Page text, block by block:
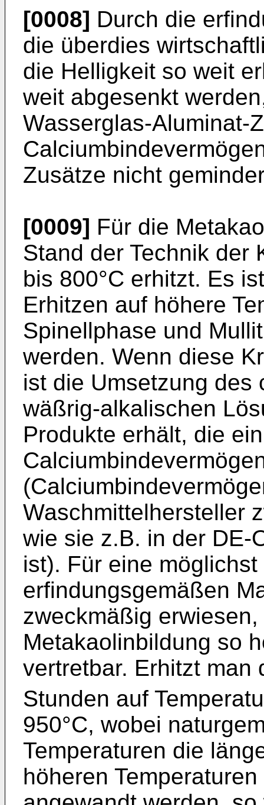
[0008] Durch die
die überdies
die Helligkeit so weit
weit abgesenkt
Wasserglas-Aluminat-
Zusätze nicht
[0009] Für die
Stand der Technik der
bis 800°C erhitzt. Es
Erhitzen auf höhere
Spinellphase und
werden. Wenn diese
ist die Umsetzung des
wäßrig-alkalischen
Produkte erhält, die
Waschmittelhersteller
wie sie z.B. in der DE-
ist). Für eine
erfindungsgemäßen
zweckmäßig
Metakaolinbildung so
vertretbar. Erhitzt
Stunden auf
950°C, wobei
Temperaturen die
höheren